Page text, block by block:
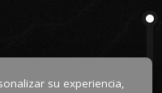
su experiencia,